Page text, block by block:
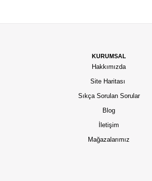
KURUMSAL
Hakkımızda
Site Haritası
Sıkça Sorulan Sorular
Blog
İletişim
Mağazalarımız